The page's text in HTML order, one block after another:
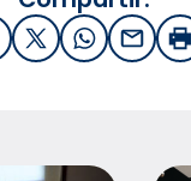
X / Twitter
WhatsApp
Email